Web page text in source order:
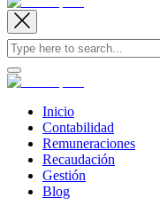
Inicio
Contabilidad
Remuneraciones
Recaudación
Gestión
Blog